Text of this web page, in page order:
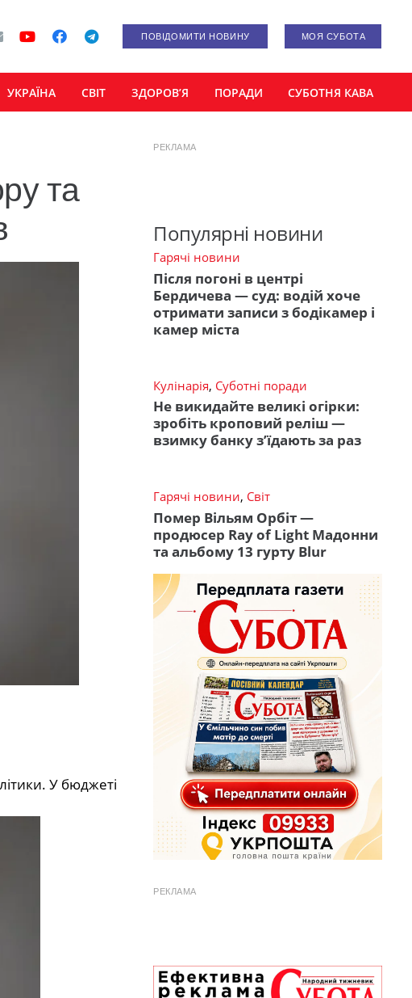
ПОВІДОМИТИ НОВИНУ МОЯ СУБОТА
УКРАЇНА СВІТ ЗДОРОВ’Я ПОРАДИ СУБОТНЯ КАВА
та
У бюджеті
РЕКЛАМА
Популярні новини
Гарячі новини
Після погоні в центрі
Бердичева — суд: водій хоче
отримати записи з бодікамер і
камер міста
Кулінарія, Суботні поради
Не викидайте великі огірки:
зробіть кроповий реліш —
взимку банку з’їдають за раз
Гарячі новини, Світ
Помер Вільям Орбіт —
продюсер Ray of Light Мадонни
та альбому 13 гурту Blur
РЕКЛАМА